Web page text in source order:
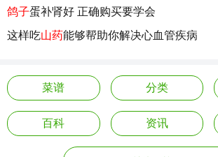
鸽子蛋补肾好 正确购买要学会
这样吃山药能够帮助你解决心血管疾病
菜谱 分类
百科 资讯